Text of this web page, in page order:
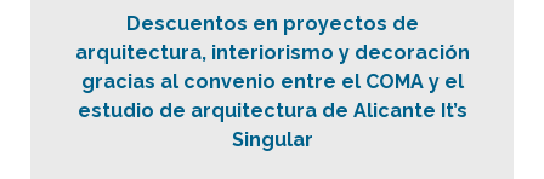
Descuentos en proyectos de
arquitectura, interiorismo y decoración
gracias al convenio entre el COMA y el
estudio de arquitectura de Alicante It’s
Singular